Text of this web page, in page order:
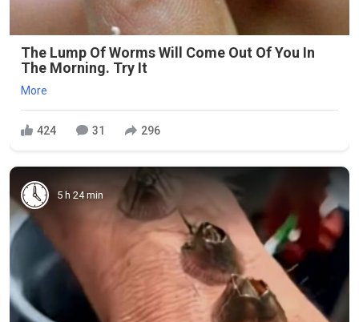
The Lump Of Worms Will Come Out Of You In
The Morning. Try It
More
424 31 296
5 h 24 min